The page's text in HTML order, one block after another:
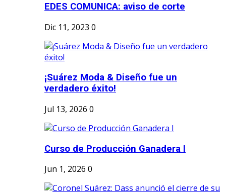
EDES COMUNICA: aviso de corte
Dic 11, 2023 0
¡Suárez Moda & Diseño fue un
verdadero éxito!
Jul 13, 2026 0
Curso de Producción Ganadera I
Jun 1, 2026 0